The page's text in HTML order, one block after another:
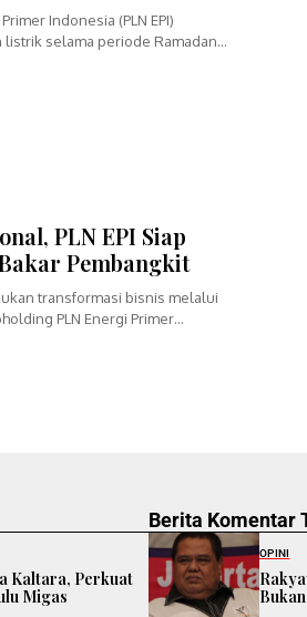
Indonesia (PLN EPI)
selama periode Ramadan
PLN EPI Siap
Pembangkit
transformasi bisnis melalui
PLN Energi Primer
Kaltara, Perkuat
Migas
Berita Komentar
OPINI